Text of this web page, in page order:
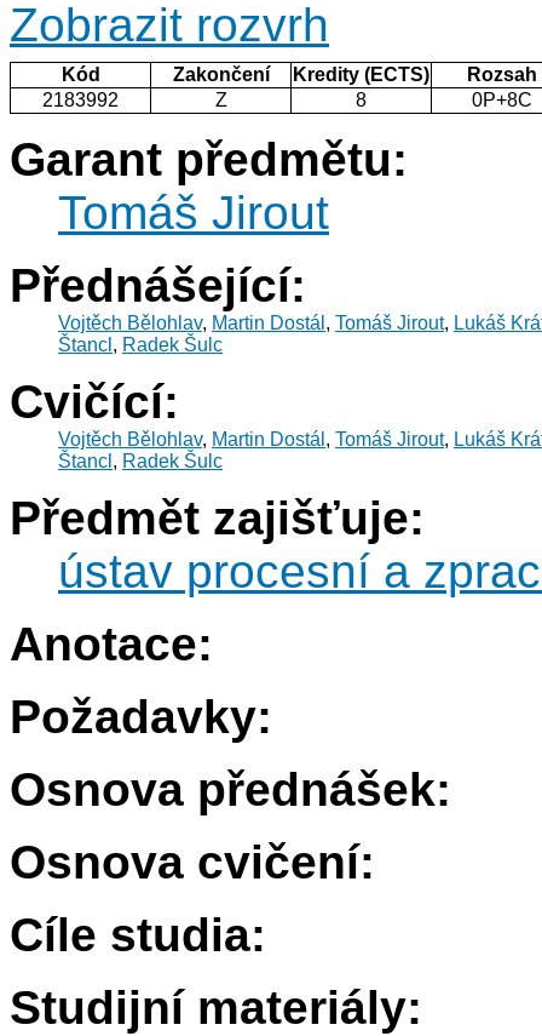
Zobrazit rozvrh
Kód Zakončení Kredity (ECTS)
Rozsah
2183992
Z 8 0P+8C
Garant předmětu:
Tomáš Jirout
Přednášející:
Vojtěch Bělohlav, Martin Dostál , Tomáš Jirout, Lukáš
Štancl , Radek Šulc
Cvičící:
Vojtěch Bělohlav, Martin Dostál , Tomáš Jirout, Lukáš
Štancl , Radek Šulc
Předmět zajišťuje:
ústav procesní a
Anotace:
Požadavky:
Osnova přednášek:
Osnova cvičení:
Cíle studia:
Studijní materiály: